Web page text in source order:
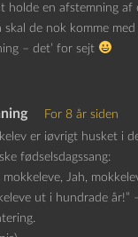
holde en afstemning af
skal de nok komme
– det’ for sejt
For 8 år siden
er iøvrigt husket i
fødselsdagssang:
mokkeleve, Jah,
ut i hundrade år!”